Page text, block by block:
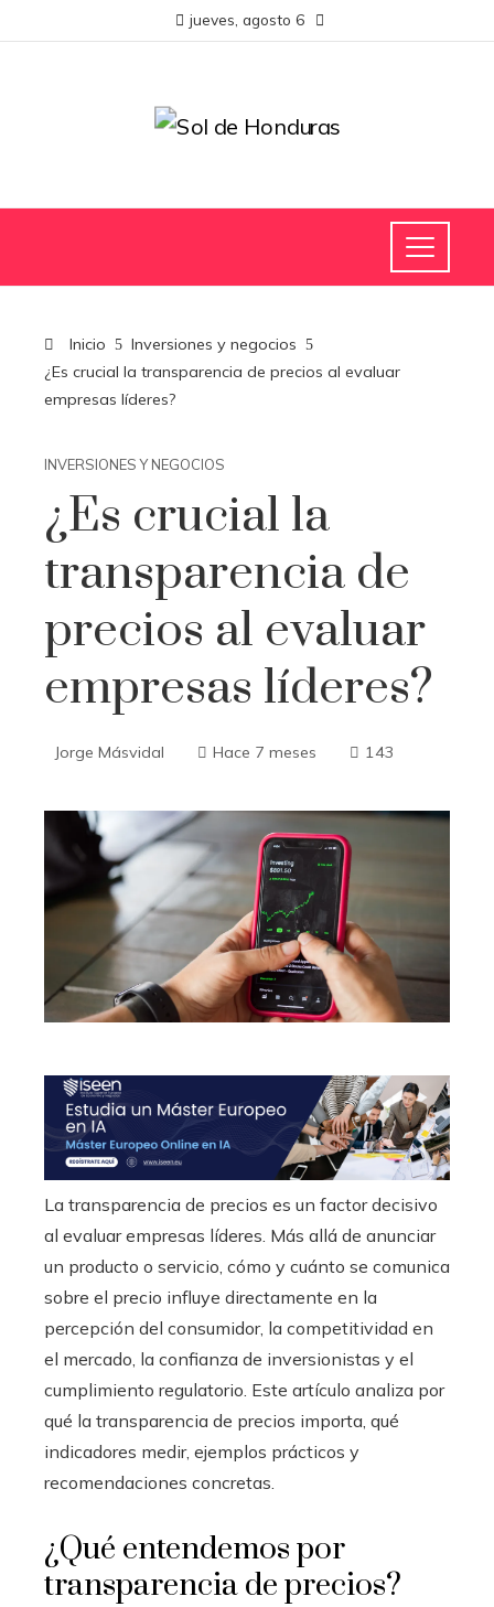
jueves, agosto 6
Inicio
Inversiones y negocios
¿Es crucial la transparencia de precios al evaluar
empresas líderes?
INVERSIONES Y NEGOCIOS
¿Es crucial la
transparencia de
precios al evaluar
empresas líderes?
Jorge Másvidal Hace 7 meses 143
La transparencia de precios es un factor decisivo
al evaluar empresas líderes. Más allá de anunciar
un producto o servicio, cómo y cuánto se comunica
sobre el precio influye directamente en la
percepción del consumidor, la competitividad en
el mercado, la confianza de inversionistas y el
cumplimiento regulatorio. Este artículo analiza por
qué la transparencia de precios importa, qué
indicadores medir, ejemplos prácticos y
recomendaciones concretas.
¿Qué entendemos por
transparencia de precios?